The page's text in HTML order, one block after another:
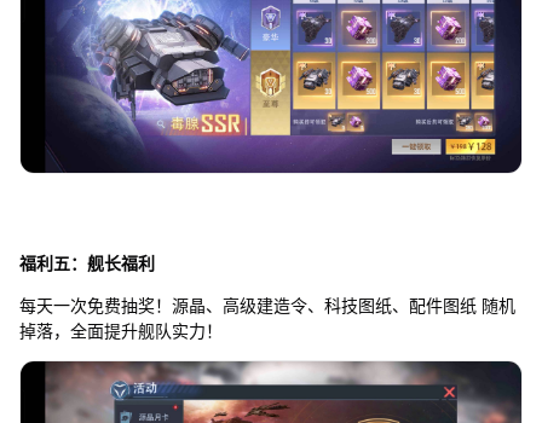
福利五：舰长福利
每天一次免费抽奖！源晶、高级建造令、科技图纸、配件图纸 随机
掉落，全面提升舰队实力！